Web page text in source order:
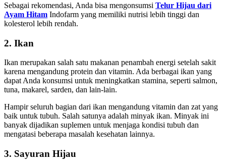
Sebagai rekomendasi, Anda bisa mengonsumsi Telur Hijau dari
Ayam Hitam Indofarm yang memiliki nutrisi lebih tinggi dan
kolesterol lebih rendah.
2. Ikan
Ikan merupakan salah satu makanan penambah energi setelah sakit
karena mengandung protein dan vitamin. Ada berbagai ikan yang
dapat Anda konsumsi untuk meningkatkan stamina, seperti salmon,
tuna, makarel, sarden, dan lain-lain.
Hampir seluruh bagian dari ikan mengandung vitamin dan zat yang
baik untuk tubuh. Salah satunya adalah minyak ikan. Minyak ini
banyak dijadikan suplemen untuk menjaga kondisi tubuh dan
mengatasi beberapa masalah kesehatan lainnya.
3. Sayuran Hijau